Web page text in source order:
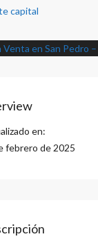
capital
en:
febrero de 2025